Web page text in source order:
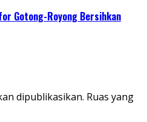
Gotong-Royong Bersihkan
dipublikasikan. Ruas yang